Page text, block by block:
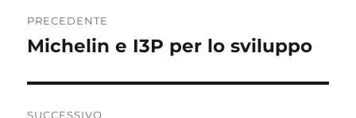
articoli
PRECEDENTE
Articolo
Michelin e I3P per lo sviluppo
SUCCESSIVO